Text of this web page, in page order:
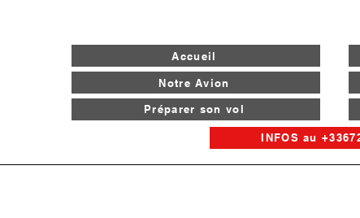
Accueil
Notre Avion
Préparer son vol
INFOS au